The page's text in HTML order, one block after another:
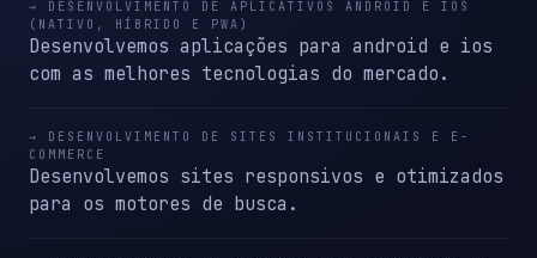
→ DESENVOLVIMENTO DE APLICATIVOS ANDROID E IOS
(NATIVO, HÍBRIDO E PWA)
Desenvolvemos aplicações para android e ios
com as melhores tecnologias do mercado.
→ DESENVOLVIMENTO DE SITES INSTITUCIONAIS E E-
COMMERCE
Desenvolvemos sites responsivos e otimizados
para os motores de busca.